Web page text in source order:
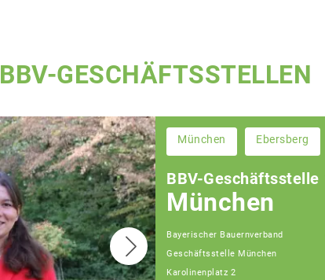
BBV-GESCHÄFTSSTELLEN
München Ebersberg
BBV-Geschäftsstelle
München
Bayerischer Bauernverband
Geschäftsstelle München
Karolinenplatz 2